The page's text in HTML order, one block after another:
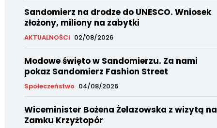
Sandomierz na drodze do UNESCO. Wniosek
złożony, miliony na zabytki
AKTUALNOŚCI 02/08/2026
Modowe święto w Sandomierzu. Za nami
pokaz Sandomierz Fashion Street
Społeczeństwo 04/08/2026
Wiceminister Bożena Żelazowska z wizytą na
Zamku Krzyżtopór